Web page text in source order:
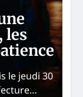
les
le jeudi 30